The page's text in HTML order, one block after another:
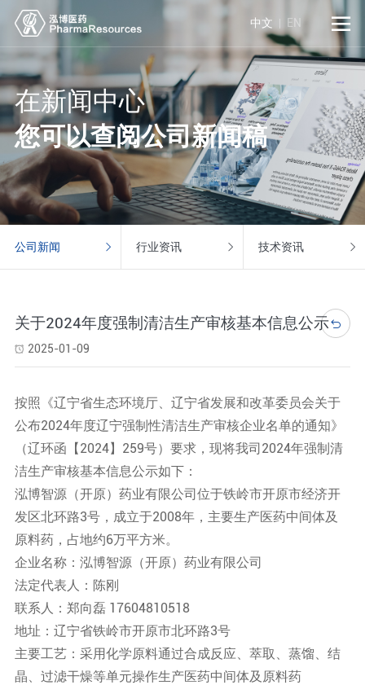
中文 EN 
在新闻中心
您可以查阅公司新闻稿
公司新闻 行业资讯 技术资讯
关于2024年度强制清洁生产审核基本信息公示
2025-01-09

按照《辽宁省生态环境厅、辽宁省发展和改革委员会关于
公布2024年度辽宁强制性清洁生产审核企业名单的通知》
（辽环函【2024】259号）要求，现将我司2024年强制清
洁生产审核基本信息公示如下：
泓博智源（开原）药业有限公司位于铁岭市开原市经济开
发区北环路3号，成立于2008年，主要生产医药中间体及
原料药，占地约6万平方米。
企业名称：泓博智源（开原）药业有限公司
法定代表人：陈刚
联系人：郑向磊 17604810518
地址：辽宁省铁岭市开原市北环路3号
主要工艺：采用化学原料通过合成反应、萃取、蒸馏、结
晶、过滤干燥等单元操作生产医药中间体及原料药